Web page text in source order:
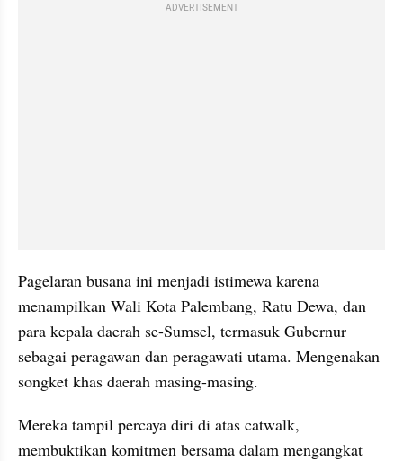
ADVERTISEMENT
Pagelaran busana ini menjadi istimewa karena
menampilkan Wali Kota Palembang, Ratu Dewa, dan
para kepala daerah se-Sumsel, termasuk Gubernur
sebagai peragawan dan peragawati utama. Mengenakan
songket khas daerah masing-masing.
Mereka tampil percaya diri di atas catwalk,
membuktikan komitmen bersama dalam mengangkat